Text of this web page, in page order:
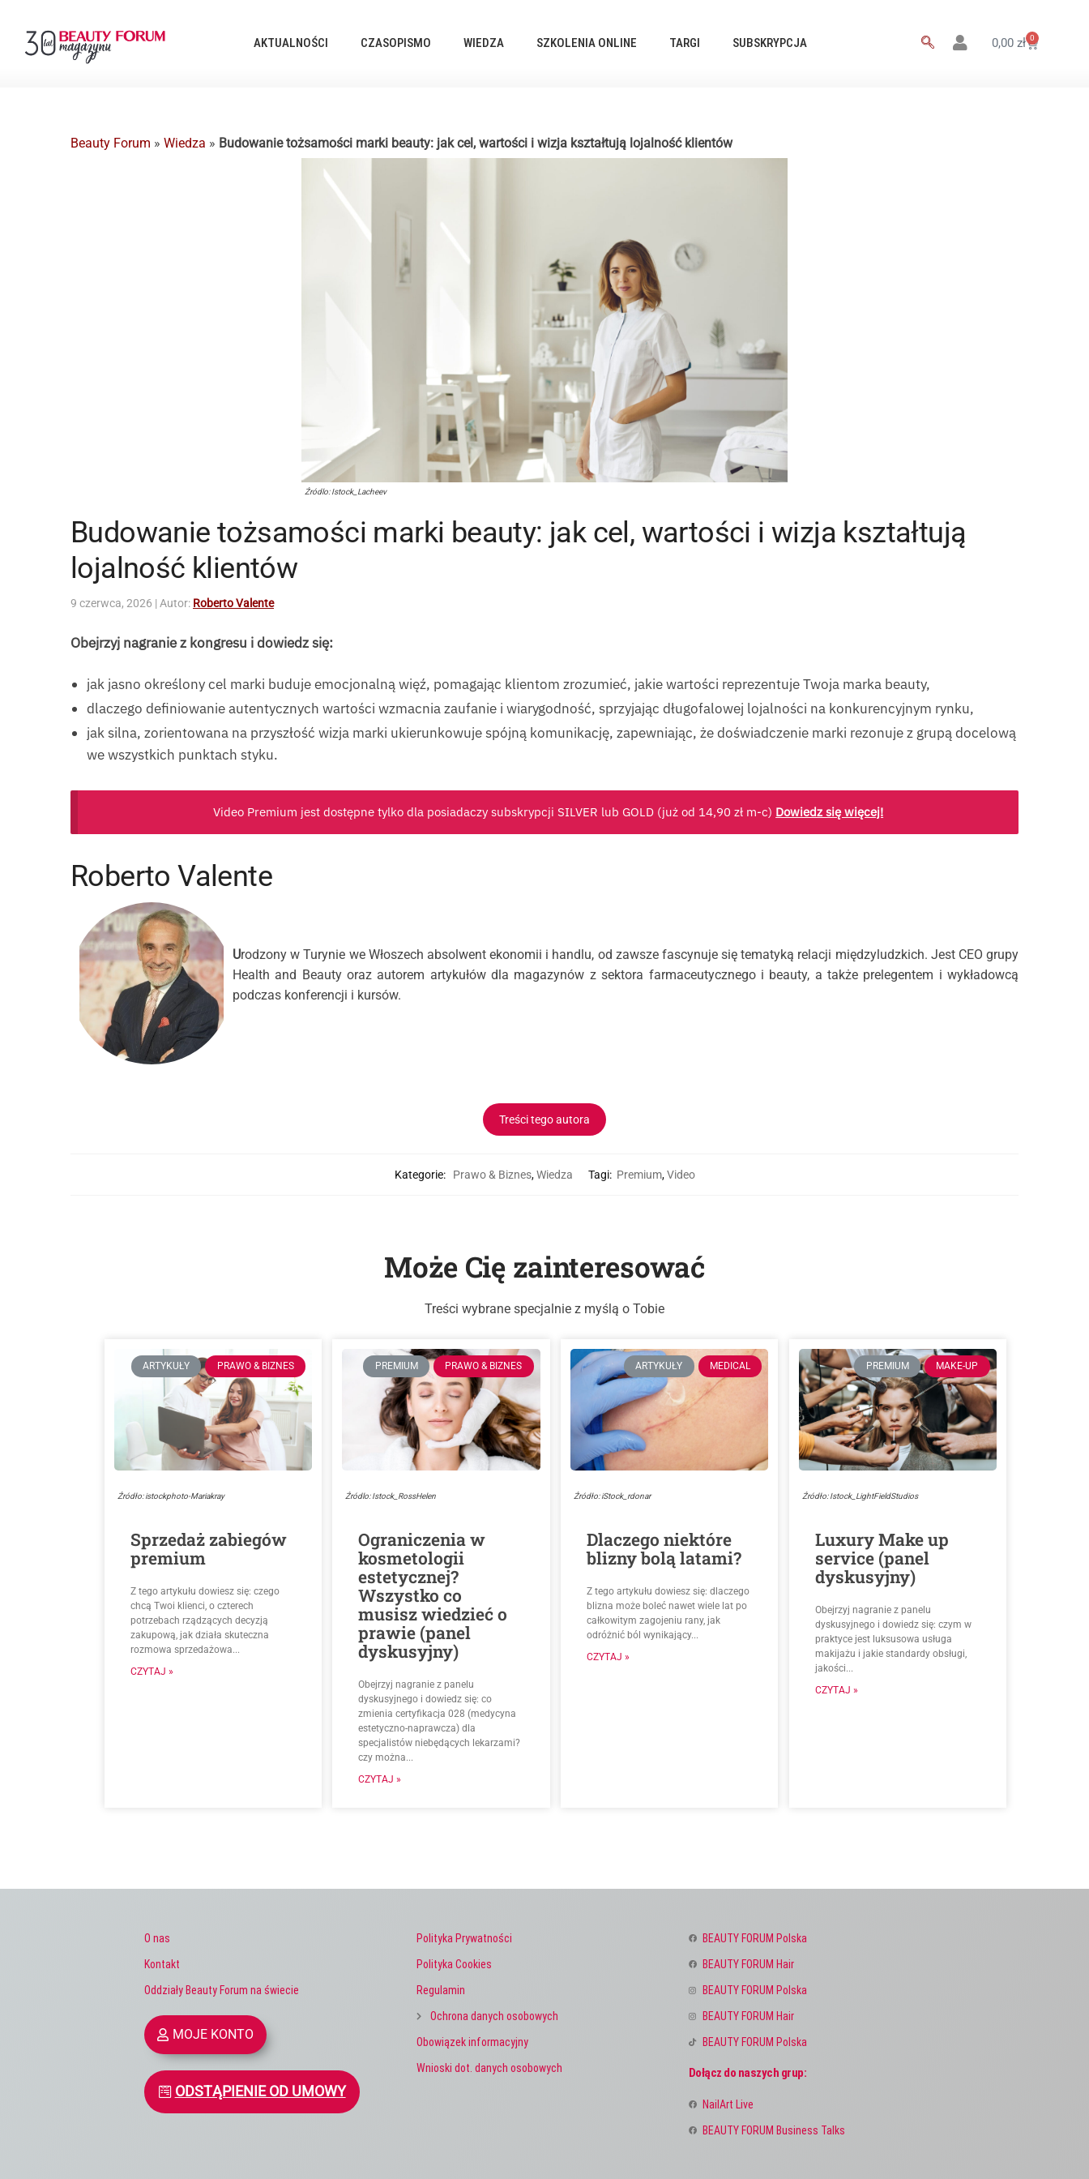
AKTUALNOŚCI CZASOPISMO WIEDZA SZKOLENIA ONLINE TARGI SUBSKRYPCJA 0,00 zł 0
Beauty Forum » Wiedza » Budowanie tożsamości marki beauty: jak cel, wartości i wizja kształtują lojalność klientów
Źródlo: Istock_Lacheev
Budowanie tożsamości marki beauty: jak cel, wartości i wizja kształtują
lojalność klientów
9 czerwca, 2026 | Autor: Roberto Valente
Obejrzyj nagranie z kongresu i dowiedz się:
jak jasno określony cel marki buduje emocjonalną więź, pomagając klientom zrozumieć, jakie wartości reprezentuje Twoja marka beauty,
dlaczego definiowanie autentycznych wartości wzmacnia zaufanie i wiarygodność, sprzyjając długofalowej lojalności na konkurencyjnym rynku,
jak silna, zorientowana na przyszłość wizja marki ukierunkowuje spójną komunikację, zapewniając, że doświadczenie marki rezonuje z grupą docelową
we wszystkich punktach styku.
Video Premium jest dostępne tylko dla posiadaczy subskrypcji SILVER lub GOLD (już od 14,90zł m-c) Dowiedz się więcej!
Roberto Valente
Urodzony w Turynie we Włoszech absolwent ekonomii i handlu, od zawsze fascynuje się tematyką relacji międzyludzkich. Jest CEO grupy
Health and Beauty oraz autorem artykułów dla magazynów z sektora farmaceutycznego i beauty, a także prelegentem i wykładowcą
podczas konferencji i kursów.
Treści tego autora
Kategorie: Prawo & Biznes,Wiedza Tagi: Premium,Video
Może Cię zainteresować
Treści wybrane specjalnie z myślą o Tobie
ARTYKUŁY PRAWO & BIZNES
Źródło: istockphoto-Mariakray
Sprzedaż zabiegów
premium
Z tego artykułu dowiesz się: czego
chcą Twoi klienci, o czterech
potrzebach rządzących decyzją
zakupową, jak działa skuteczna
rozmowa sprzedażowa...
CZYTAJ »
PREMIUM PRAWO & BIZNES
Źródlo: Istock_RossHelen
Ograniczenia w
kosmetologii
estetycznej?
Wszystko co
musisz wiedzieć o
prawie (panel
dyskusyjny)
Obejrzyj nagranie z panelu
dyskusyjnego i dowiedz się: co
zmienia certyfikacja 028 (medycyna
estetyczno-naprawcza) dla
specjalistów niebędących lekarzami?
czy można...
CZYTAJ »
ARTYKUŁY MEDICAL
Źródło: iStock_rdonar
Dlaczego niektóre
blizny bolą latami?
Z tego artykułu dowiesz się: dlaczego
blizna może boleć nawet wiele lat po
całkowitym zagojeniu rany, jak
odróżnić ból wynikający...
CZYTAJ »
PREMIUM MAKE-UP
Źródło: Istock_LightFieldStudios
Luxury Make up
service (panel
dyskusyjny)
Obejrzyj nagranie z panelu
dyskusyjnego i dowiedz się: czym w
praktyce jest luksusowa usługa
makijażu i jakie standardy obsługi,
jakości...
CZYTAJ »
O nas
Kontakt
Oddziały Beauty Forum na świecie
MOJE KONTO
ODSTĄPIENIE OD UMOWY
Polityka Prywatności
Polityka Cookies
Regulamin
Ochrona danych osobowych
Obowiązek informacyjny
Wnioski dot. danych osobowych
BEAUTY FORUM Polska
BEAUTY FORUM Hair
BEAUTY FORUM Polska
BEAUTY FORUM Hair
BEAUTY FORUM Polska
Dołącz do naszych grup:
NailArt Live
BEAUTY FORUM Business Talks